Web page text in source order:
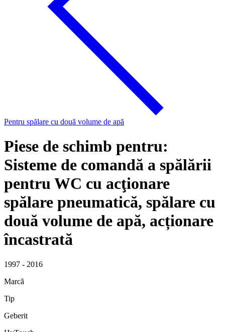
Pentru spălare cu două volume de apă
Piese de schimb pentru:
Sisteme de comandă a spălării
pentru WC cu acţionare
spălare pneumatică, spălare cu
două volume de apă, acționare
încastrată
1997 - 2016
Marcă
Tip
Geberit